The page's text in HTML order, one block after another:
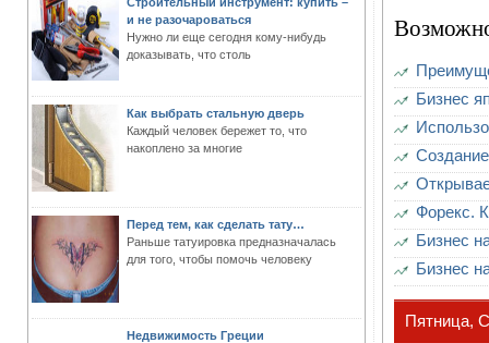
и не разочароваться
Нужно ли еще сегодня кому-нибудь
доказывать, что столь
Как выбрать стальную дверь
Каждый человек бережет то, что
накоплено за многие
Перед тем, как сделать тату…
Раньше татуировка предназначалась
для того, чтобы помочь человеку
Недвижимость Греции
Бизнес
Форекс.
Бизнес
Бизнес
Пятница,